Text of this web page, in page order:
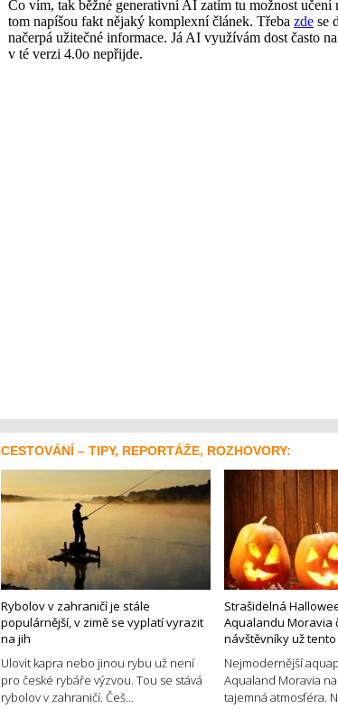
CESTOVÁNÍ – TIPY, REPORTÁŽE, ROZHOVORY:
Rybolov v zahraničí je stále
populárnější, v zimě se vyplatí vyrazit
na jih
Ulovit kapra nebo jinou rybu už není
pro české rybáře výzvou. Tou se stává
rybolov v zahraničí. Češ...
Strašidelná
Aqualandu Moravia
návštěvníky už
Nejmodernější
Aqualand Moravia
tajemná atmosféra.